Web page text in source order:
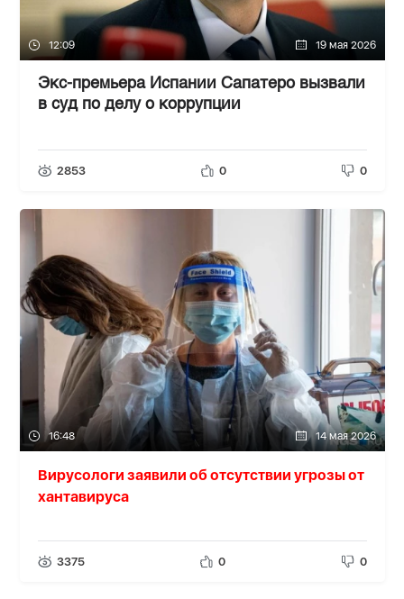
12:09 19 мая 2026
Экс-премьера Испании Сапатеро вызвали
в суд по делу о коррупции
2853 0 0
16:48 14 мая 2026
Вирусологи заявили об отсутствии угрозы от
хантавируса
3375 0 0